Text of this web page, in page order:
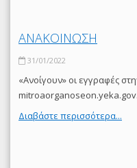
ΑΝΑΚΟΙΝΩΣΗ
31/01/2022
«Ανοίγουν» οι εγγραφές
Διαβάστε περισσότερα...